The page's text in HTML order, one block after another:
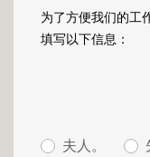
为了方便我们的工
填写以下信息：
夫人。